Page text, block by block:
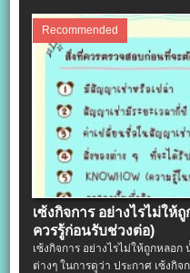
Recommended
เซ้งกิจการ อย่างไรไม่ให้
ควรรู้ก่อนรับช่วงต่อ)
เซ้งกิจการ อย่างไรไม่ให้ถูกหลอ
ต่างๆ ในการดูว่า ประกาศ เซ้งกิ